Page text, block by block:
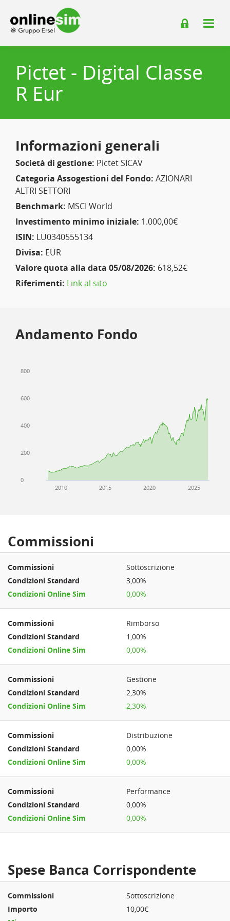
Pictet - Digital Classe
R Eur
Informazioni generali
Società di gestione: Pictet SICAV
Categoria Assogestioni del Fondo: AZIONARI
ALTRI SETTORI
Benchmark: MSCI World
Investimento minimo iniziale: 1.000,00€
ISIN: LU0340555134
Divisa: EUR
Valore quota alla data 05/08/2026: 618,52€
Riferimenti: Link al sito
Andamento Fondo
2010 2015 2020 2025
0
200
400
600
800
Commissioni
Sottoscrizione
3,00%
0,00%
Rimborso
1,00%
0,00%
Gestione
2,30%
2,30%
Distribuzione
0,00%
0,00%
Performance
0,00%
0,00%
Spese Banca Corrispondente
Sottoscrizione
10,00€